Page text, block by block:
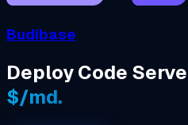
Budibase
Deploy Code
$/md.